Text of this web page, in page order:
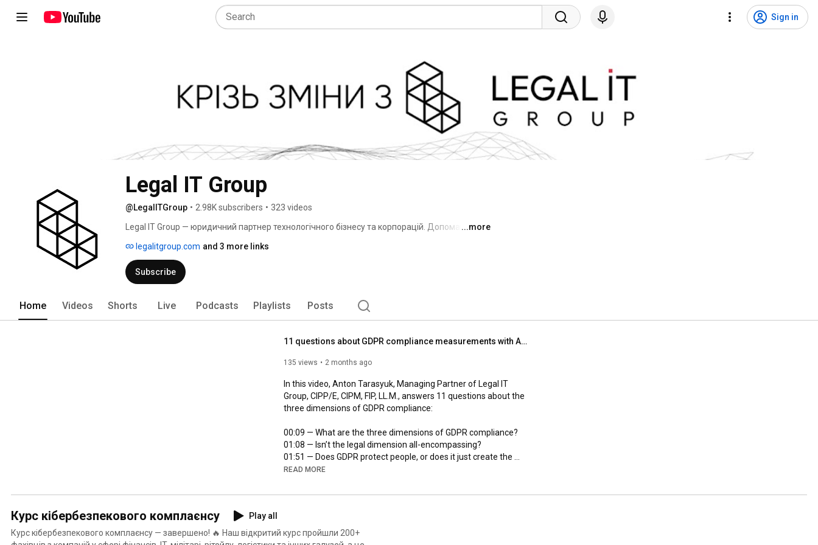
Sign in
Legal IT Group
@LegalITGroup • 2.98K subscribers • 323 videos
Legal IT Group — юридичний партнер технологічного бізнесу та корпорацій. Допомагаємо
compliance, AI-регулювання, кібербезпеки й вирішення технологічних спорів.
...more
legalitgroup.com and 3 more links
Subscribe
Home Videos Shorts Live Podcasts Playlists Posts
11 questions about GDPR compliance measurements with Anton Tarasyuk
135 views 2 months ago
In this video, Anton Tarasyuk, Managing Partner of Legal IT
Group, CIPP/E, CIPM, FIP, LL.M., answers 11 questions about the
three dimensions of GDPR compliance:
00:09
01:08
01:51 — Does GDPR protect people, or does it just create the
06:30 — Are internal policies not enough from a legal
READ MORE
Курс кібербезпекового комплаєнсу
Play all
Курс кібербезпекового комплаєнсу — завершено! 🔥 Наш відкритий курс пройшли 200+